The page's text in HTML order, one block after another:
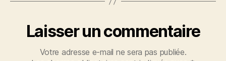
Laisser un commentaire
Votre adresse e-mail ne sera pas publiée.